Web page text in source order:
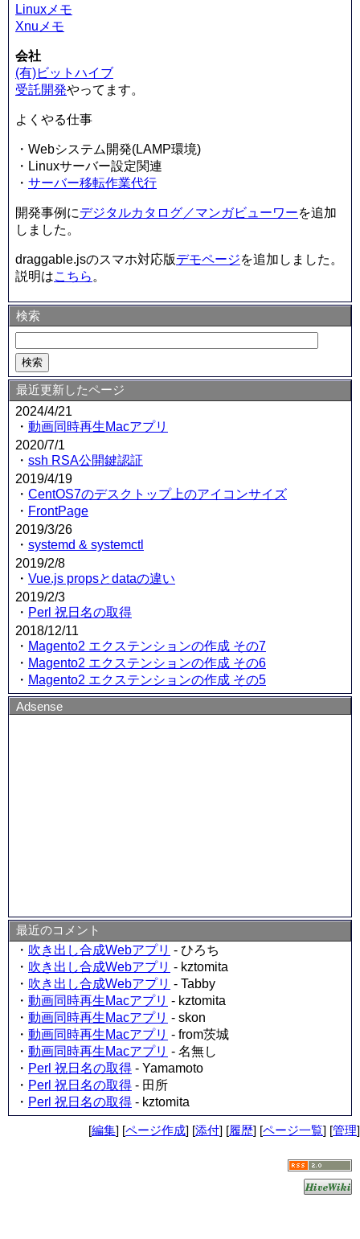
Linuxメモ
Xnuメモ
会社
(有)ビットハイブ
受託開発やってます。
よくやる仕事
・Webシステム開発(LAMP環境)
・Linuxサーバー設定関連
・ サーバー移転作業代行
開発事例にデジタルカタログ／マンガビューワーを追加
しました。
draggable.jsのスマホ対応版デモページを追加しました。
説明はこちら 。
検索
最近更新したページ
2024/4/21
・ 動画同時再生Macアプリ
2020/7/1
・ ssh RSA公開鍵認証
2019/4/19
・ CentOS7のデスクトップ上のアイコンサイズ
・ FrontPage
2019/3/26
・ systemd & systemctl
2019/2/8
・ Vue.js propsとdataの違い
2019/2/3
・ Perl 祝日名の取得
2018/12/11
・ Magento2 エクステンションの作成 その7
・ Magento2 エクステンションの作成 その6
・ Magento2 エクステンションの作成 その5
Adsense
最近のコメント
・ 吹き出し合成Webアプリ - ひろち
・ 吹き出し合成Webアプリ - kztomita
・ 吹き出し合成Webアプリ - Tabby
・ 動画同時再生Macアプリ - kztomita
・ 動画同時再生Macアプリ - skon
・ 動画同時再生Macアプリ - from茨城
・ 動画同時再生Macアプリ - 名無し
・ Perl 祝日名の取得 - Yamamoto
・ Perl 祝日名の取得 - 田所
・ Perl 祝日名の取得 - kztomita
[編集] [ページ作成] [添付] [履歴] [ページ一覧] [管理]